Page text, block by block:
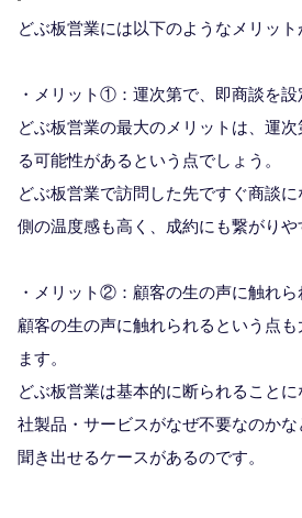
どぶ板営業には以下のようなメリット
・メリット①：運次第で、即商談を設
どぶ板営業の最大のメリットは、運
る可能性があるという点でしょう。
どぶ板営業で訪問した先ですぐ商談
側の温度感も高く、成約にも繋がりや
・メリット②：顧客の生の声に触れら
顧客の生の声に触れられるという点も
ます。
どぶ板営業は基本的に断られること
社製品・サービスがなぜ不要なのか
聞き出せるケースがあるのです。